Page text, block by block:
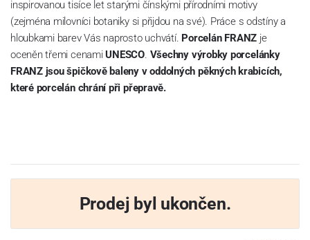
inspirovanou tisíce let starými čínskými přírodními motivy
(zejména milovníci botaniky si přijdou na své). Práce s odstíny a
hloubkami barev Vás naprosto uchvátí. Porcelán FRANZ je
oceněn třemi cenamiUNESCO. Všechny výrobky porcelánky
FRANZ jsou špičkově baleny v oddolných pěkných krabicích,
které porcelán chrání při přepravě.
Prodej byl ukončen.